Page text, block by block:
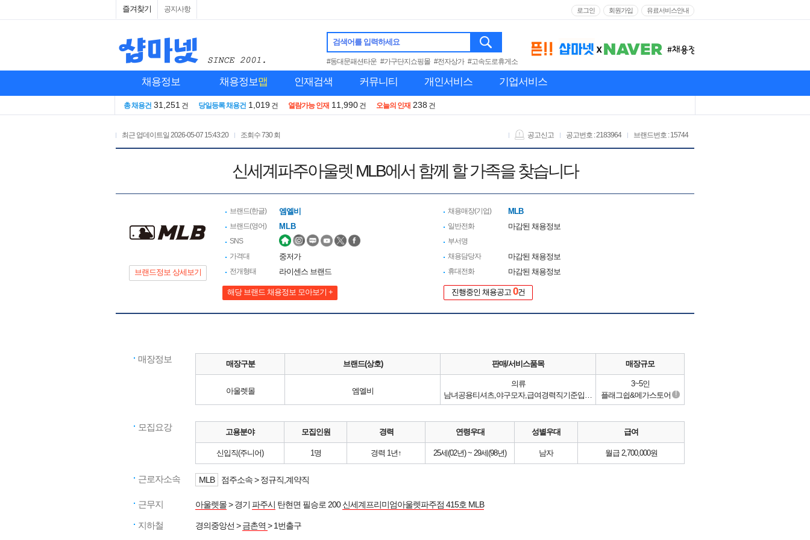
즐겨찾기 공지사항 로그인 회원가입 유료서비스안내
검색어를 입력하세요
#동대문패션타운 #가구단지쇼핑몰 #전자상가 #고속도로휴게소
채용정보 채용정보맵 인재검색 커뮤니티 개인서비스 기업서비스
총 채용건 31,251 건 당일등록 채용건 1,019 건 열람가능 인재 11,990 건 오늘의 인재 238 건
최근 업데이트일 2026-05-07 15:43:20 조회수730 회 브랜드번호 : 15744
공고번호 : 2183964
공고신고
신세계파주아울렛 MLB에서 함께 할 가족을 찾습니다
브랜드정보 상세보기
브랜드(한글) 엠엘비
브랜드(영어) MLB
SNS
가격대
중저가
전개형태 라이센스 브랜드
해당 브랜드 채용정보 모아보기 +
채용매장(기업) MLB
일반전화 마감된 채용정보
부서명
채용담당자
마감된 채용정보
휴대전화 마감된 채용정보
진행중인 채용공고 0건
매장정보 매장구분 브랜드(상호) 판매/서비스품목 매장규모
아울렛몰 엠엘비
의류
남녀공용티셔츠,야구모자,급여경력직기준입니다다
3~5인
플래그쉽&메가스토어 !
모집요강 고용분야 모집인원 경력 연령우대 성별우대 급여
신입직(주니어) 1명 경력 1년↑ 25세(02년) ~ 29세(98년) 남자 월급 2,700,000원
근로자소속 MLB 점주소속 > 정규직,계약직
근무지 아울렛몰> 경기 파주시 탄현면 필승로 200신세계프리미엄아울렛파주점 415호 MLB
지하철 경의중앙선 >금촌역 > 1번출구